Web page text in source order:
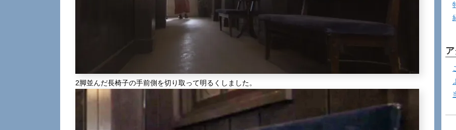
2脚並んだ長椅子の手前側を切り取って明るくしました。